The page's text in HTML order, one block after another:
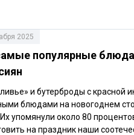
2025
популярные
и бутерброды с красной
блюдами на новогоднем
упомянули около 80
на праздник наши